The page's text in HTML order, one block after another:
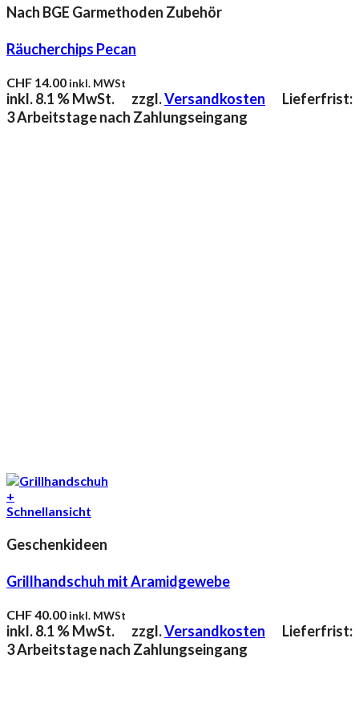
Nach BGE Garmethoden Zubehör
Räucherchips Pecan
CHF 14.00inkl. MWSt
inkl. 8.1 % MwSt. zzgl.Versandkosten
Lieferfrist:
3 Arbeitstage nach Zahlungseingang
+
Schnellansicht
Geschenkideen
Grillhandschuh mit Aramidgewebe
CHF40.00inkl. MWSt
inkl. 8.1 % MwSt. zzgl.Versandkosten
Lieferfrist:
3 Arbeitstage nach Zahlungseingang